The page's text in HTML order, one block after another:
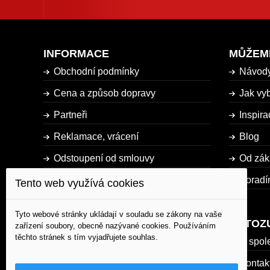
INFORMACE
Obchodní podmínky
Cena a způsob dopravy
Partneři
Reklamace, vrácení
Odstoupení od smlouvy
Dostupnost zboží
Mapa stránky
Jak
Blog
Od
O
Tento web využívá cookies
Tyto webové stránky ukládají v souladu se zákony na vaše
zařízení soubory, obecně nazývané cookies. Používáním
těchto stránek s tím vyjadřujete souhlas.